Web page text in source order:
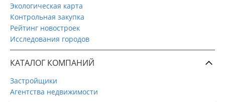
Экологическая карта
Контрольная закупка
Рейтинг новостроек
Исследования городов
КАТАЛОГ КОМПАНИЙ
Застройщики
Агентства недвижимости